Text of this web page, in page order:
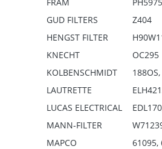
GUD FILTERS
Z404
HENGST FILTER
KNECHT
OC295
KOLBENSCHMIDT
LAUTRETTE
LUCAS ELECTRICAL
MANN-FILTER
MAPCO
61095,